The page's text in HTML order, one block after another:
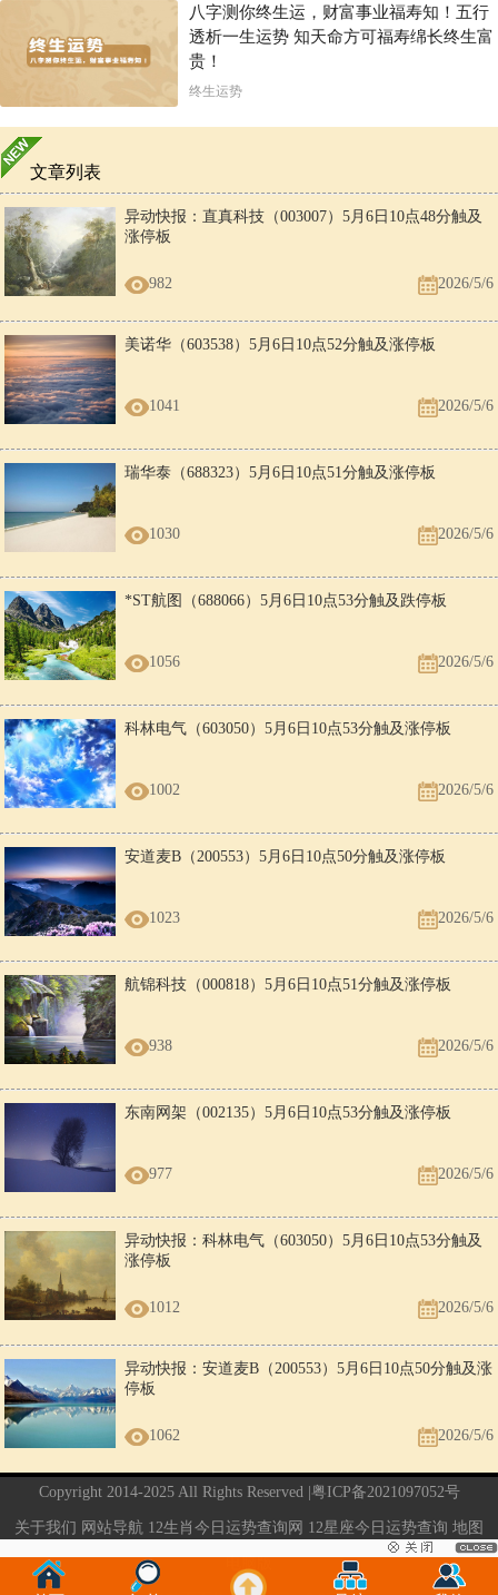
八字测你终生运，财富事业福寿知！五行
透析一生运势 知天命方可福寿绵长终生富
贵！
终生运势
文章列表
异动快报：直真科技（003007）5月6日10点48分触及
涨停板
982 2026/5/6
美诺华（603538）5月6日10点52分触及涨停板
1041 2026/5/6
瑞华泰（688323）5月6日10点51分触及涨停板
1030 2026/5/6
*ST航图（688066）5月6日10点53分触及跌停板
1056 2026/5/6
科林电气（603050）5月6日10点53分触及涨停板
1002 2026/5/6
安道麦B（200553）5月6日10点50分触及涨停板
1023 2026/5/6
航锦科技（000818）5月6日10点51分触及涨停板
938 2026/5/6
东南网架（002135）5月6日10点53分触及涨停板
977 2026/5/6
异动快报：科林电气（603050）5月6日10点53分触及
涨停板
1012 2026/5/6
异动快报：安道麦B（200553）5月6日10点50分触及涨
停板
1062 2026/5/6
Copyright 2014-2025 All Rights Reserved | 粤ICP备2021097052号
关于我们 网站导航 12生肖今日运势查询网 12星座今日运势查询 地图